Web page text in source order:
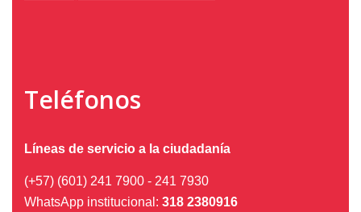
Teléfonos
Líneas de servicio a la ciudadanía
(+57) (601) 241 7900 - 241 7930
WhatsApp institucional: 318 2380916